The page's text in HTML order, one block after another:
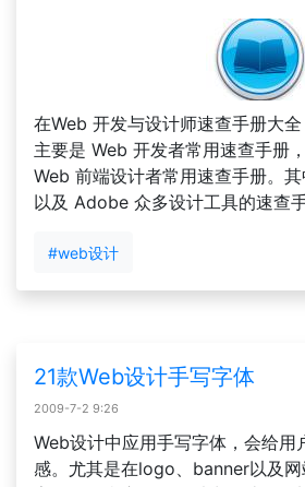
在Web 开发与设计师速查手册大
主要是 Web 开发者常用速查手册
Web 前端设计者常用速查手册。
以及 Adobe 众多设计工具的速查手
#web设计
21款Web设计手写字体
2009-7-2 9:26
Web设计中应用手写字体，会给用
感。尤其是在logo、banner以及